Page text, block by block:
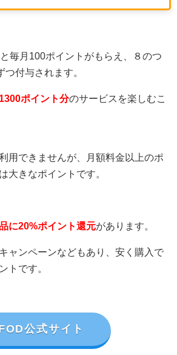
毎月100ポイントがもらえ、８のつ
つ付与されます。
ポイント分のサービスを楽しむこ
用できませんが、月額料金以上のポ
大きなポイントです。
に20%ポイント還元があります。
ャンペーンなどもあり、安く購入で
トです。
公式サイト